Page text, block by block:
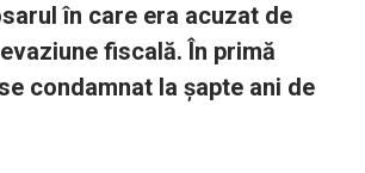
în care era acuzat de
fiscală. În primă
condamnat la șapte ani de